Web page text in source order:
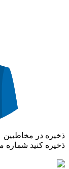
ذخیره در مخاطبین
ذخیره کنید شماره